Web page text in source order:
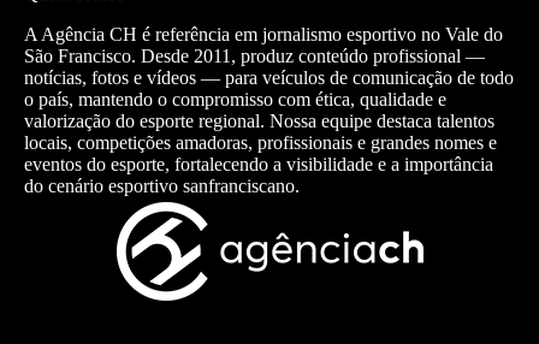
A Agência CH é referência em jornalismo esportivo no Vale do
São Francisco. Desde 2011, produz conteúdo profissional —
notícias, fotos e vídeos — para veículos de comunicação de todo
o país, mantendo o compromisso com ética, qualidade e
valorização do esporte regional. Nossa equipe destaca talentos
locais, competições amadoras, profissionais e grandes nomes e
eventos do esporte, fortalecendo a visibilidade e a importância
do cenário esportivo sanfranciscano.